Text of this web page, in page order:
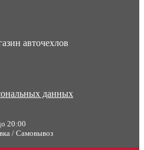
авточехлов
данных
20:00
/ Самовывоз